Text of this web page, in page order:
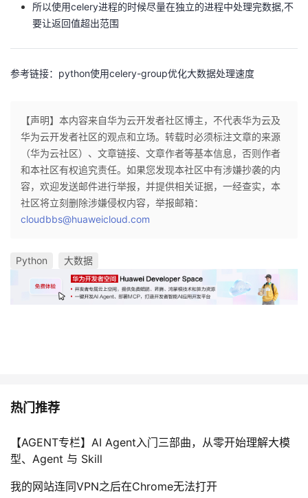
所以使用celery进程的时候尽量在独立的进程中处理完数据,不
要让返回值超出范围
参考链接： python使用celery-group优化大数据处理速度
【声明】本内容来自华为云开发者社区博主，不代表华为云及
华为云开发者社区的观点和立场。转载时必须标注文章的来源
（华为云社区）、文章链接、文章作者等基本信息，否则作者
和本社区有权追究责任。如果您发现本社区中有涉嫌抄袭的内
容，欢迎发送邮件进行举报，并提供相关证据，一经查实，本
社区将立刻删除涉嫌侵权内容，举报邮箱：
cloudbbs@huaweicloud.com
Python 大数据
热门推荐
【AGENT专栏】AI Agent入门三部曲，从零开始理解大模
型、Agent 与 Skill
我的网站连同VPN之后在Chrome无法打开